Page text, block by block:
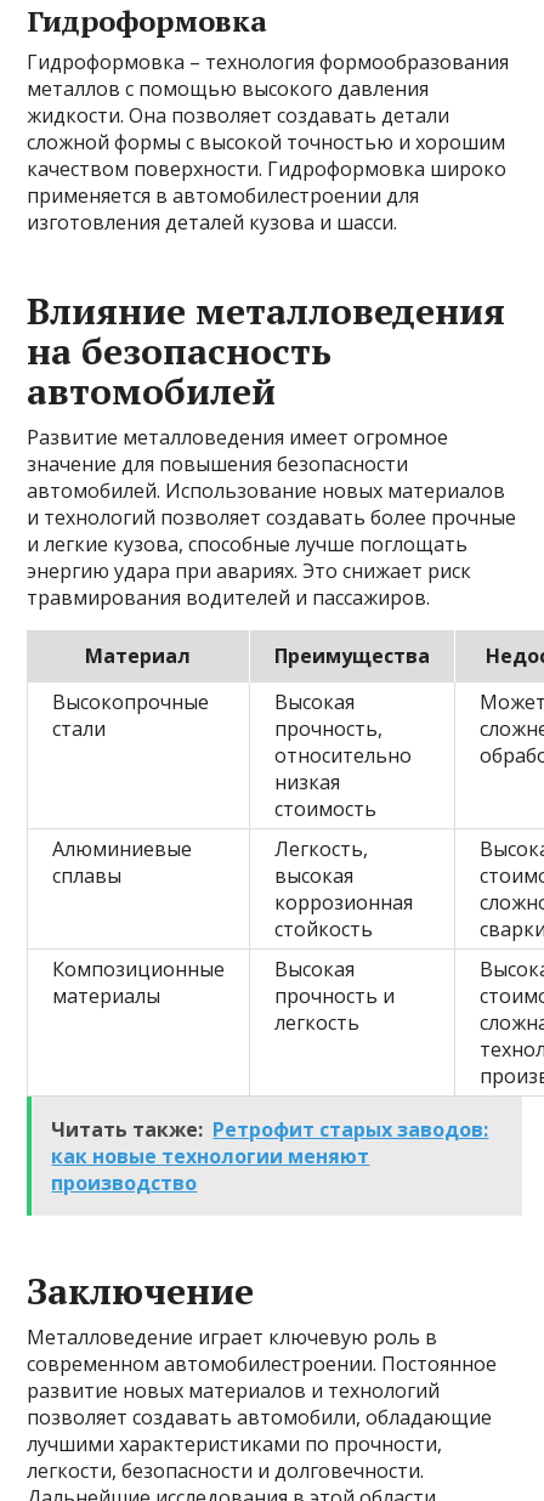
Гидроформовка
Гидроформовка – технология формообразования
металлов с помощью высокого давления
жидкости. Она позволяет создавать детали
сложной формы с высокой точностью и хорошим
качеством поверхности. Гидроформовка широко
применяется в автомобилестроении для
изготовления деталей кузова и шасси.
Влияние металловедения
на безопасность
автомобилей
Развитие металловедения имеет огромное
значение для повышения безопасности
автомобилей. Использование новых материалов
и технологий позволяет создавать более прочные
и легкие кузова, способные лучше поглощать
энергию удара при авариях. Это снижает риск
травмирования водителей и пассажиров.
Материал Преимущества
Высокопрочные
стали
Высокая
прочность,
относительно
низкая
стоимость
Алюминиевые
сплавы
Легкость,
высокая
коррозионная
стойкость
Композиционные
материалы
Высокая
прочность и
легкость
Читать также: Ретрофит старых заводов:
как новые технологии меняют
производство
Заключение
Металловедение играет ключевую роль в
современном автомобилестроении. Постоянное
развитие новых материалов и технологий
позволяет создавать автомобили, обладающие
лучшими характеристиками по прочности,
легкости, безопасности и долговечности.